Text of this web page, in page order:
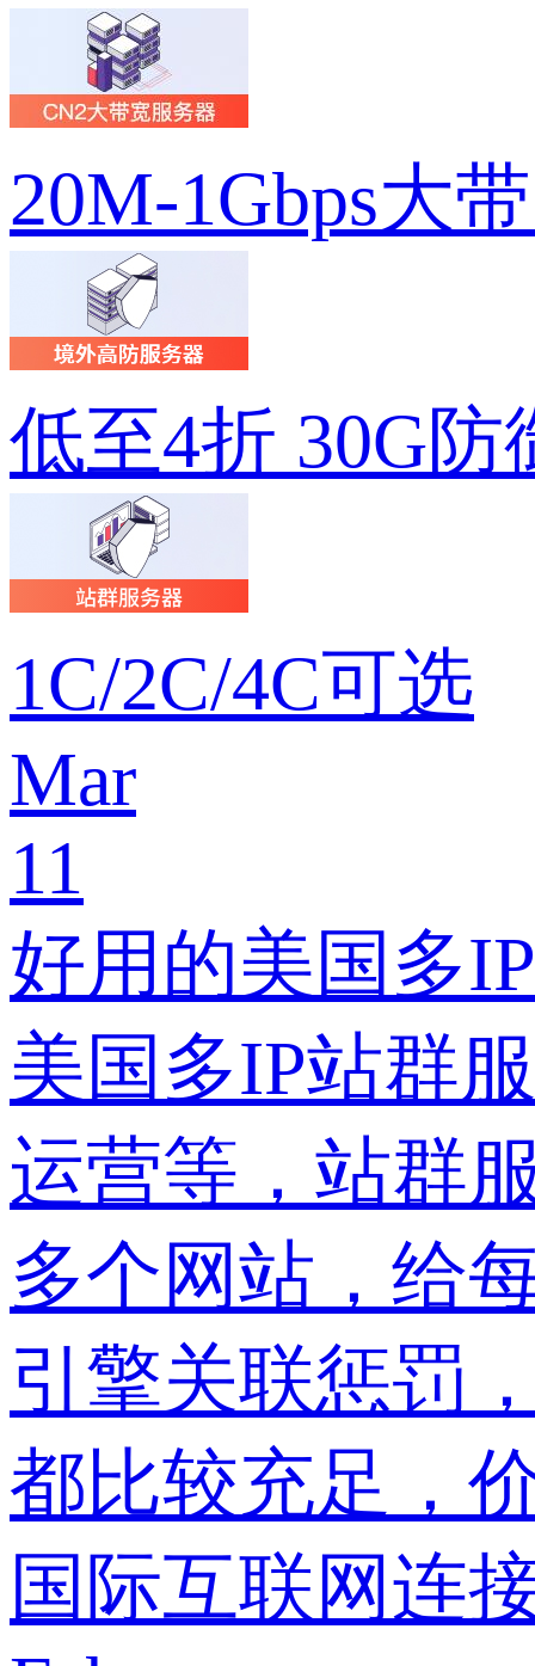
20M-1Gbps大
低至4折 30G防
1C/2C/4C可选
Mar
11
好用的美国多
美国多IP站群
运营等，站群
多个网站，给
引擎关联惩罚
都比较充足，
国际互联网连